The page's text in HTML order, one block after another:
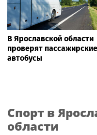
В Ярославской области
проверят пассажирские
автобусы
Спорт в
области